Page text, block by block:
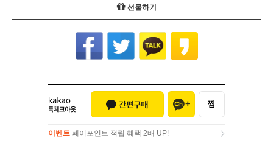
선물하기
이벤트 페이포인트 적립 혜택 2배 UP!
이벤트페이포인트 적립 혜택 2배 UP!